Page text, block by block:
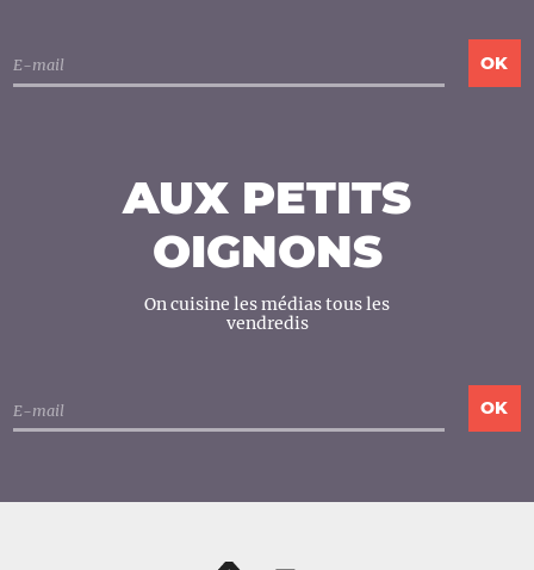
AUX PETITS
OIGNONS
On cuisine les médias tous les
vendredis